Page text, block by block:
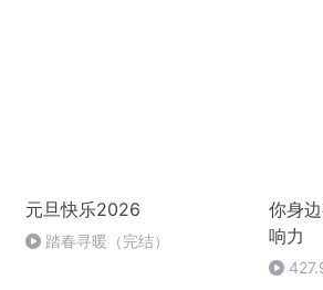
元旦快乐2026
踏春寻暖（完结）
你身
响力